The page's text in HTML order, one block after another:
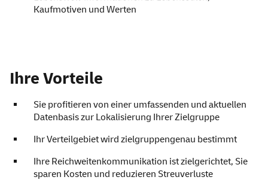
Kaufmotiven und Werten
Ihre Vorteile
Sie profitieren von einer umfassenden und aktuellen
Datenbasis zur Lokalisierung Ihrer Zielgruppe
Ihr Verteilgebiet wird zielgruppengenau bestimmt
Ihre Reichweitenkommunikation ist zielgerichtet, Sie
sparen Kosten und reduzieren Streuverluste